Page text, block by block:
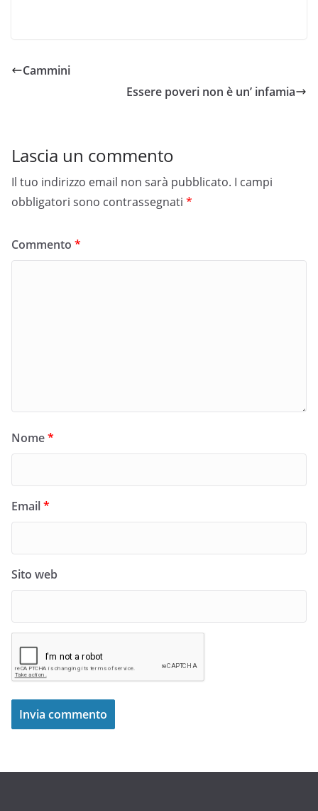
Cammini
Essere poveri non è un’ infamia
Lascia un commento
Il tuo indirizzo email non sarà pubblicato. I campi
obbligatori sono contrassegnati *
Commento *
Nome*
Email*
Sito web